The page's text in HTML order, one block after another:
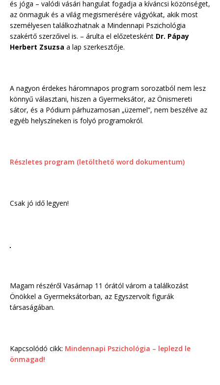
és jóga – valódi vásári hangulat fogadja a kíváncsi közönséget,
az önmaguk és a világ megismerésére vágyókat, akik most
személyesen találkozhatnak a Mindennapi Pszichológia
szakértő szerzőivel is. – árulta el előzetesként Dr. Pápay
Herbert Zsuzsa a lap szerkesztője.
A nagyon érdekes háromnapos program sorozatból nem lesz
könnyű választani, hiszen a Gyermeksátor, az Önismereti
sátor, és a Pódium párhuzamosan „üzemel”, nem beszélve az
egyéb helyszíneken is folyó programokról.
Részletes program (letölthető word dokumentum)
Csak jó idő legyen!
Magam részéről Vasárnap 11 órától várom a találkozást
Önökkel a Gyermeksátorban, az Egyszervolt figurák
társaságában.
Kapcsolódó cikk: Mindennapi Pszichológia – leplezd le
önmagad!